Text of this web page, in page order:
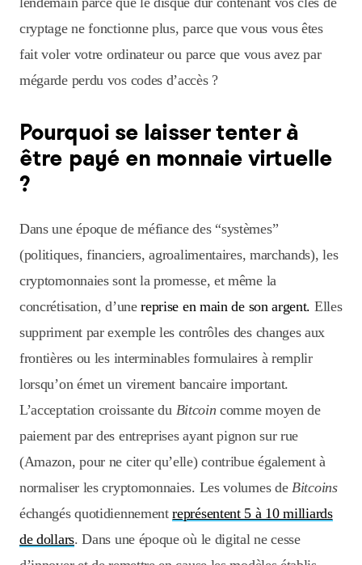
cryptage ne fonctionne plus, parce que vous vous êtes
fait voler votre ordinateur ou parce que vous avez par
mégarde perdu vos codes d’accès ?
Pourquoi se laisser tenter à
être payé en monnaie virtuelle
?
Dans une époque de méfiance des “systèmes”
(politiques, financiers, agroalimentaires, marchands), les
cryptomonnaies sont la promesse, et même la
concrétisation, d’unereprise en main de son argent. Elles
suppriment par exemple les contrôles des changes aux
frontières ou les interminables formulaires à remplir
lorsqu’on émet un virement bancaire important.
L’acceptation croissante du Bitcoin comme moyen de
paiement par des entreprises ayant pignon sur rue
(Amazon, pour ne citer qu’elle) contribue également à
normaliser les cryptomonnaies. Les volumes deBitcoins
échangés quotidiennementreprésentent 5 à 10 milliards
de dollars. Dans une époque où le digital ne cesse